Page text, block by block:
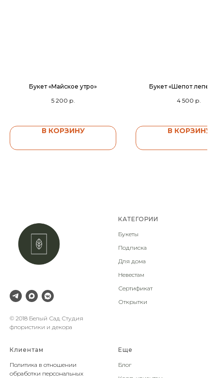
Букет «Майское утро»
5 200 р.
В КОРЗИНУ
Букет «Шепот
4 500 р.
В КОРЗИНУ
© 2018 Белый Сад Студия
флористики и декора
КАТЕГОРИИ
Букеты
Подписка
Для дома
Невестам
Сертификат
Открытки
Клиентам
Политика в отношении
обработки персональных
Еще
Блог